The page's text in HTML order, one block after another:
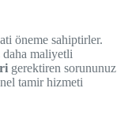
öneme sahiptirler.
daha maliyetli
gerektiren sorununuz
tamir hizmeti